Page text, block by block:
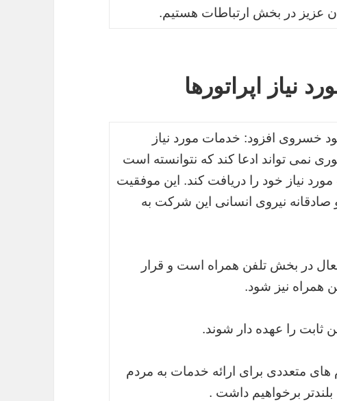
عزیز در بخش ارتباطات هستیم.
نیاز اپراتورها
خسروی افزود: خدمات مورد نیاز
نمی تواند ادعا کند که نتوانسته است
نیاز خود را دریافت کند. این موفقیت
نیروی انسانی این شرکت به
در بخش تلفن همراه است و قرار
همراه نیز شود.
های متعددی برای ارائه خدمات به مردم
برخواهیم داشت .